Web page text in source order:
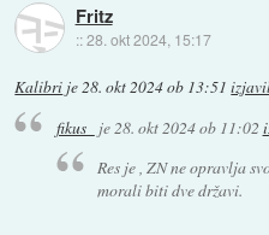
Fritz
::28. okt 2024, 15:17
Kalibri je28. okt 2024 ob 13:51
fikus_ je28. okt 2024 ob 11:02
Res je , ZN ne opravlja
morali biti dve državi.